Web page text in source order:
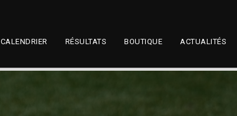
CALENDRIER RÉSULTATS BOUTIQUE ACTUALITÉS